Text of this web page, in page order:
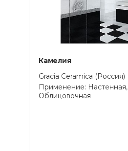
Камелия
Gracia Ceramica (Россия)
Применение: Настенная,
Облицовочная